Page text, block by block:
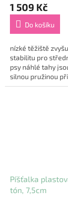
1 509 Kč
Do košíku
nízké těžiště
stabilitu pro
psy náhlé tahy
silnou pružinou
pomocí suchého
Píšťalka
tón, 7,5cm